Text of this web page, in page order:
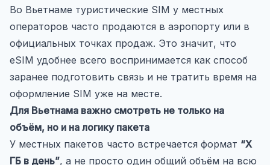
Во Вьетнаме туристические SIM у местных
операторов часто продаются в аэропорту или в
официальных точках продаж. Это значит, что
eSIM удобнее всего воспринимается как способ
заранее подготовить связь и не тратить время на
оформление SIM уже на месте.
Для Вьетнама важно смотреть не только на
объём, но и на логику пакета
У местных пакетов часто встречается формат “X
ГБ в день”, а не просто один общий объём на всю